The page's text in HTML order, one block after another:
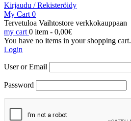
Kirjaudu / Rekisteröidy
My Cart 0
Tervetuloa Vaihtostore verkkokauppaan
my cart 0 item - 0,00€
You have no items in your shopping cart.
Login
User or Email
Password